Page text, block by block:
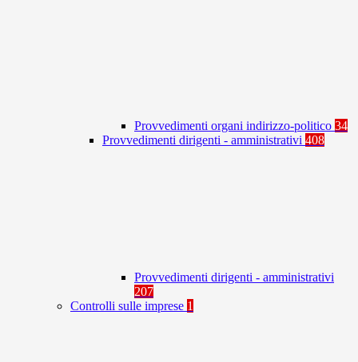
Provvedimenti organi indirizzo-politico 34
Provvedimenti dirigenti - amministrativi 408
Provvedimenti dirigenti - amministrativi
207
Controlli sulle imprese 1